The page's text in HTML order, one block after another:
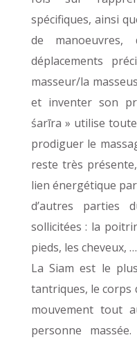
spécifiques, ainsi
de
déplacements
masseur/la
et inventer son
śarīra » utilise
prodiguer le
reste très
lien énergétique
d’autres parties
sollicitées : la
pieds, les cheveux,
La Siam est le
tantriques, le corps
mouvement tout
personne